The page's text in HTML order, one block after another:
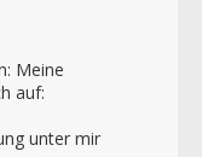
Meine
auf:
unter mir